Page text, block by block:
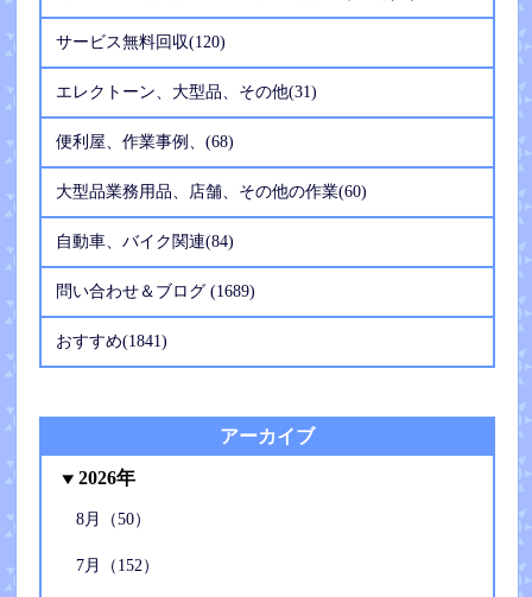
サービス無料回収(120)
エレクトーン、大型品、その他(31)
便利屋、作業事例、(68)
大型品業務用品、店舗、その他の作業(60)
自動車、バイク関連(84)
問い合わせ＆ブログ (1689)
おすすめ(1841)
アーカイブ
2026年
8月（50）
7月（152）